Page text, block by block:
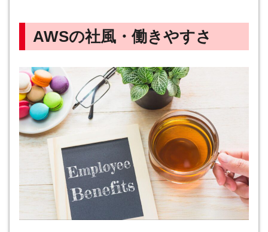
AWSの社風・働きやすさ